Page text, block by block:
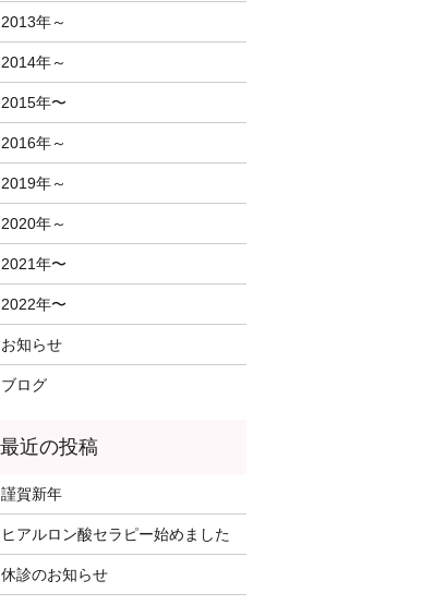
2013年～
2014年～
2015年〜
2016年～
2019年～
2020年～
2021年〜
2022年〜
お知らせ
ブログ
謹賀新年
ヒアルロン酸セラピー始めました
休診のお知らせ